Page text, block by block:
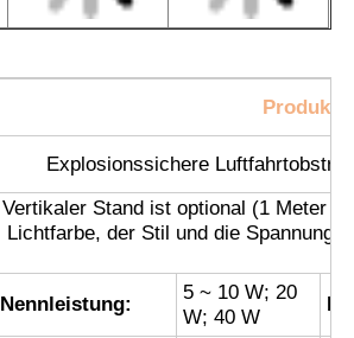
Explosionssichere
Vertikaler Stand ist optional (1 Meter
Lichtfarbe, der Stil und die Spannung
Nennleistung:
5 ~ 10 W; 20
W; 40 W